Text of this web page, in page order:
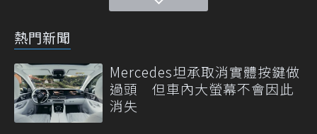
熱門新聞
Mercedes坦承取消實體按鍵做
過頭 但車內大螢幕不會因此
消失